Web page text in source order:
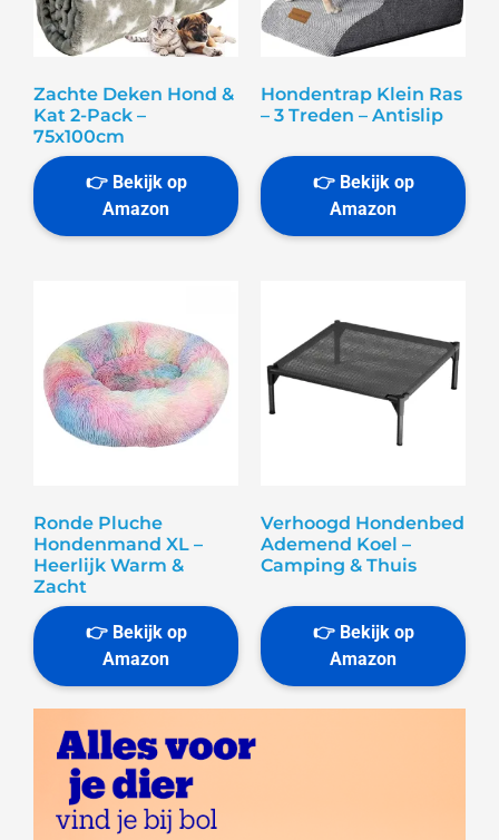
Zachte Deken Hond &
Kat 2-Pack –
75x100cm
Hondentrap Klein Ras
– 3 Treden – Antislip
Ronde Pluche
Hondenmand XL –
Heerlijk Warm &
Zacht
Verhoogd Hondenbed
Ademend Koel –
Camping & Thuis